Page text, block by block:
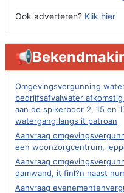
Ook adverteren? Klik hier
Omgevingsvergunning
bedrijfsafvalwater
aan de spikerboor 2, 15 en
watergang langs it patroan
Aanvraag
een woonzorgcentrum,
Aanvraag
damwand, it finl?n naast
Aanvraag